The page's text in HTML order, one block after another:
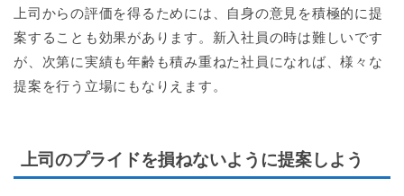
上司からの評価を得るためには、自身の意見を積極的に提
案することも効果があります。新入社員の時は難しいです
が、次第に実績も年齢も積み重ねた社員になれば、様々な
提案を行う立場にもなりえます。
上司のプライドを損ねないように提案しよう